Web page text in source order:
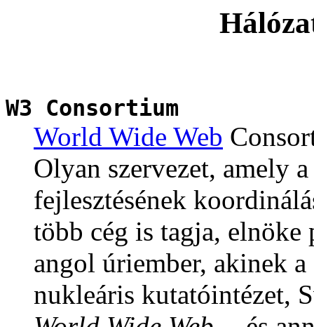
W3 Consortium
World Wide Web
Olyan szervezet, amely
fejlesztésének
több cég is tagja,
angol úriember, akinek
nukleáris kutatóintézet,